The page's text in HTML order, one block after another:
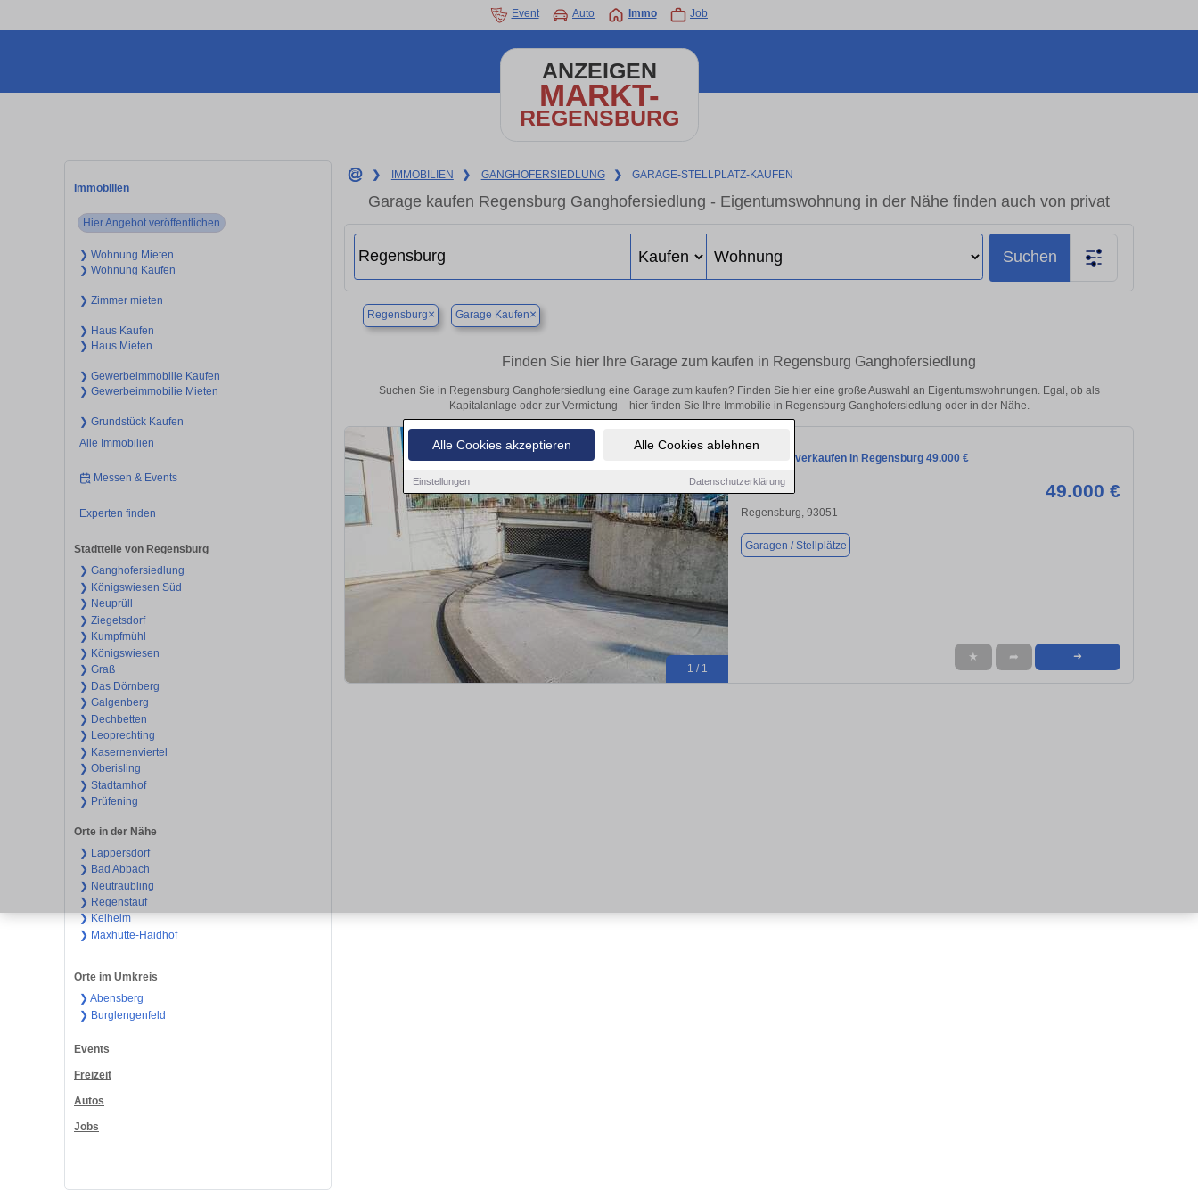
Alle Cookies akzeptieren Alle Cookies ablehnen
Einstellungen Datenschutzerklärung
Event Auto Immo Job
ANZEIGEN
MARKT-
REGENSBURG
Immobilien
Hier Angebot veröffentlichen
❯ Wohnung Mieten
❯ Wohnung Kaufen
❯ Zimmer mieten
❯ Haus Kaufen
❯ Haus Mieten
❯ Gewerbeimmobilie Kaufen
❯ Gewerbeimmobilie Mieten
❯ Grundstück Kaufen
Alle Immobilien
Messen & Events
Experten finden
Stadtteile von Regensburg
❯ Ganghofersiedlung
❯ Königswiesen Süd
❯ Neuprüll
❯ Ziegetsdorf
❯ Kumpfmühl
❯ Königswiesen
❯ Graß
❯ Das Dörnberg
❯ Galgenberg
❯ Dechbetten
❯ Leoprechting
❯ Kasernenviertel
❯ Oberisling
❯ Stadtamhof
❯ Prüfening
Orte in der Nähe
❯ Lappersdorf
❯ Bad Abbach
❯ Neutraubling
❯ Regenstauf
❯ Kelheim
❯ Maxhütte-Haidhof
Orte im Umkreis
❯ Abensberg
❯ Burglengenfeld
Events
Freizeit
Autos
Jobs
❯ IMMOBILIEN ❯ GANGHOFERSIEDLUNG ❯ GARAGE-STELLPLATZ-KAUFEN
Garage kaufen Regensburg Ganghofersiedlung - Eigentumswohnung in der Nähe finden auch von privat
Suchen
Regensburg× Garage Kaufen×
Finden Sie hier Ihre Garage zum kaufen in Regensburg Ganghofersiedlung
Suchen Sie in Regensburg Ganghofersiedlung eine Garage zum kaufen? Finden Sie hier eine große Auswahl an Eigentumswohnungen. Egal, ob als
Kapitalanlage oder zur Vermietung – hier finden Sie Ihre Immobilie in Regensburg Ganghofersiedlung oder in der Nähe.
1 / 1
Garage zu verkaufen in Regensburg 49.000 €
49.000 €
Regensburg, 93051
Garagen / Stellplätze
★ ➦ ➜